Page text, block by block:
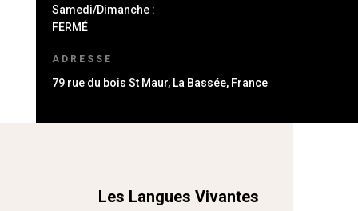
Samedi/Dimanche :
FERMÉ
ADRESSE
79 rue du bois St Maur, La Bassée, France
Les Langues Vivantes